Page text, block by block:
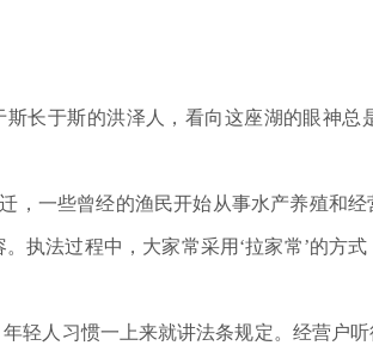
于斯的洪泽人，看向这座湖的眼神总
一些曾经的渔民开始从事水产养殖和经
执法过程中，大家常采用‘拉家常’的方
人习惯一上来就讲法条规定。经营户